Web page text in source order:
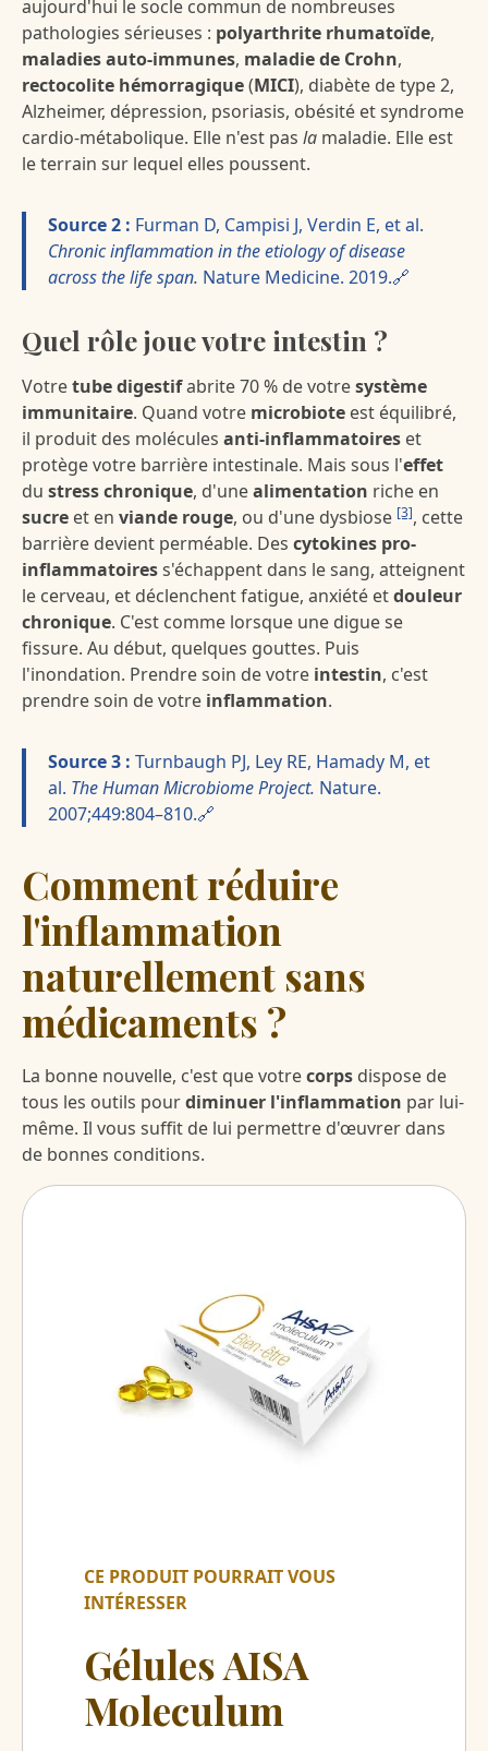
aujourd'hui le socle commun de nombreuses
pathologies sérieuses : polyarthrite rhumatoïde,
maladies auto-immunes, maladie de Crohn,
rectocolite hémorragique(MICI), diabète de type 2,
Alzheimer, dépression, psoriasis, obésité et syndrome
cardio-métabolique. Elle n'est pas la maladie. Elle est
le terrain sur lequel elles poussent.
Source 2 : Furman D, Campisi J, Verdin E, et al.
Chronic inflammation in the etiology of disease
across the life span. Nature Medicine. 2019.🔗
Quel rôle joue votre intestin ?
Votretube digestifabrite 70 % de votresystème
immunitaire. Quand votre microbiote est équilibré,
il produit des molécules anti-inflammatoires et
protège votre barrière intestinale. Mais sous l'effet
du stress chronique, d'unealimentation riche en
sucre et en viande rouge, ou d'une dysbiose [3], cette
barrière devient perméable. Des cytokines pro-
inflammatoiress'échappent dans le sang, atteignent
le cerveau, et déclenchent fatigue, anxiété etdouleur
chronique. C'est comme lorsque une digue se
fissure. Au début, quelques gouttes. Puis
l'inondation. Prendre soin de votre intestin, c'est
prendre soin de votre inflammation.
Source 3 : Turnbaugh PJ, Ley RE, Hamady M, et
al. The Human Microbiome Project. Nature.
2007;449:804–810.🔗
Comment réduire
l'inflammation
naturellement sans
médicaments ?
La bonne nouvelle, c'est que votrecorps dispose de
tous les outils pourdiminuer l'inflammation par lui-
même. Il vous suffit de lui permettre d'œuvrer dans
de bonnes conditions.
CE PRODUIT POURRAIT VOUS
INTÉRESSER
Gélules AISA
Moleculum